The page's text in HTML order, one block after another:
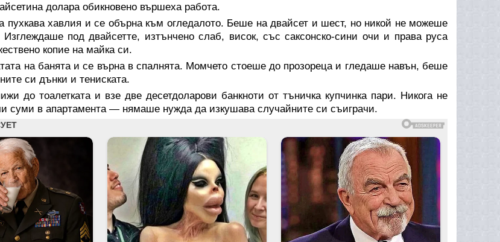
долара обикновено вършеха работа.
пухкава хавлия и се обърна към огледалото. Беше на двайсет и шест, но никой не можеше
под двайсетте, изтънчено слаб, висок, със саксонско-сини очи и права руса
копие на майка си.
на банята и се върна в спалнята. Момчето стоеше до прозореца и гледаше навън, беше
си дънки и тениската.
до тоалетката и взе две десетдоларови банкноти от тъничка купчинка пари. Никога не
суми в апартамента — нямаше нужда да изкушава случайните си съиграчи.